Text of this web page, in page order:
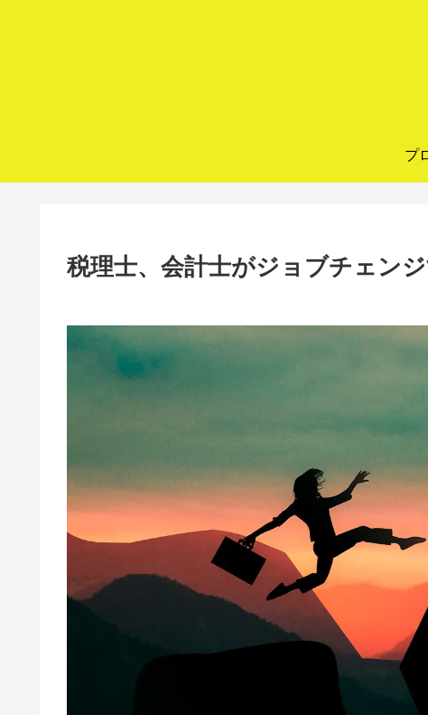
プ
税理士、会計士がジョブチェン